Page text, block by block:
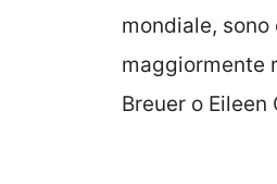
mondiale, sono
maggiormente
Breuer o Eileen